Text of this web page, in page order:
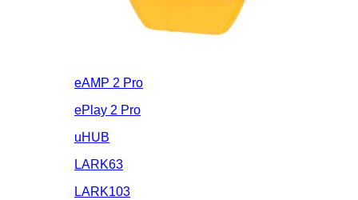
eAMP 2 Pro
ePlay 2 Pro
uHUB
LARK63
LARK103